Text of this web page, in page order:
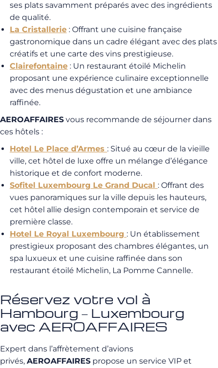
ses plats savamment préparés avec des ingrédients
de qualité.
La Cristallerie : Offrant une cuisine française
gastronomique dans un cadre élégant avec des plats
créatifs et une carte des vins prestigieuse.
Clairefontaine : Un restaurant étoilé Michelin
proposant une expérience culinaire exceptionnelle
avec des menus dégustation et une ambiance
raffinée.
AEROAFFAIRES vous recommande de séjourner dans
ces hôtels :
Hotel Le Place d’Armes : Situé au cœur de la vieille
ville, cet hôtel de luxe offre un mélange d’élégance
historique et de confort moderne.
Sofitel Luxembourg Le Grand Ducal : Offrant des
vues panoramiques sur la ville depuis les hauteurs,
cet hôtel allie design contemporain et service de
première classe.
Hotel Le Royal Luxembourg : Un établissement
prestigieux proposant des chambres élégantes, un
spa luxueux et une cuisine raffinée dans son
restaurant étoilé Michelin, La Pomme Cannelle.
Réservez votre vol à
Hambourg – Luxembourg
avec AEROAFFAIRES
Expert dans l’affrètement d’avions
privés, AEROAFFAIRES propose un service VIP et